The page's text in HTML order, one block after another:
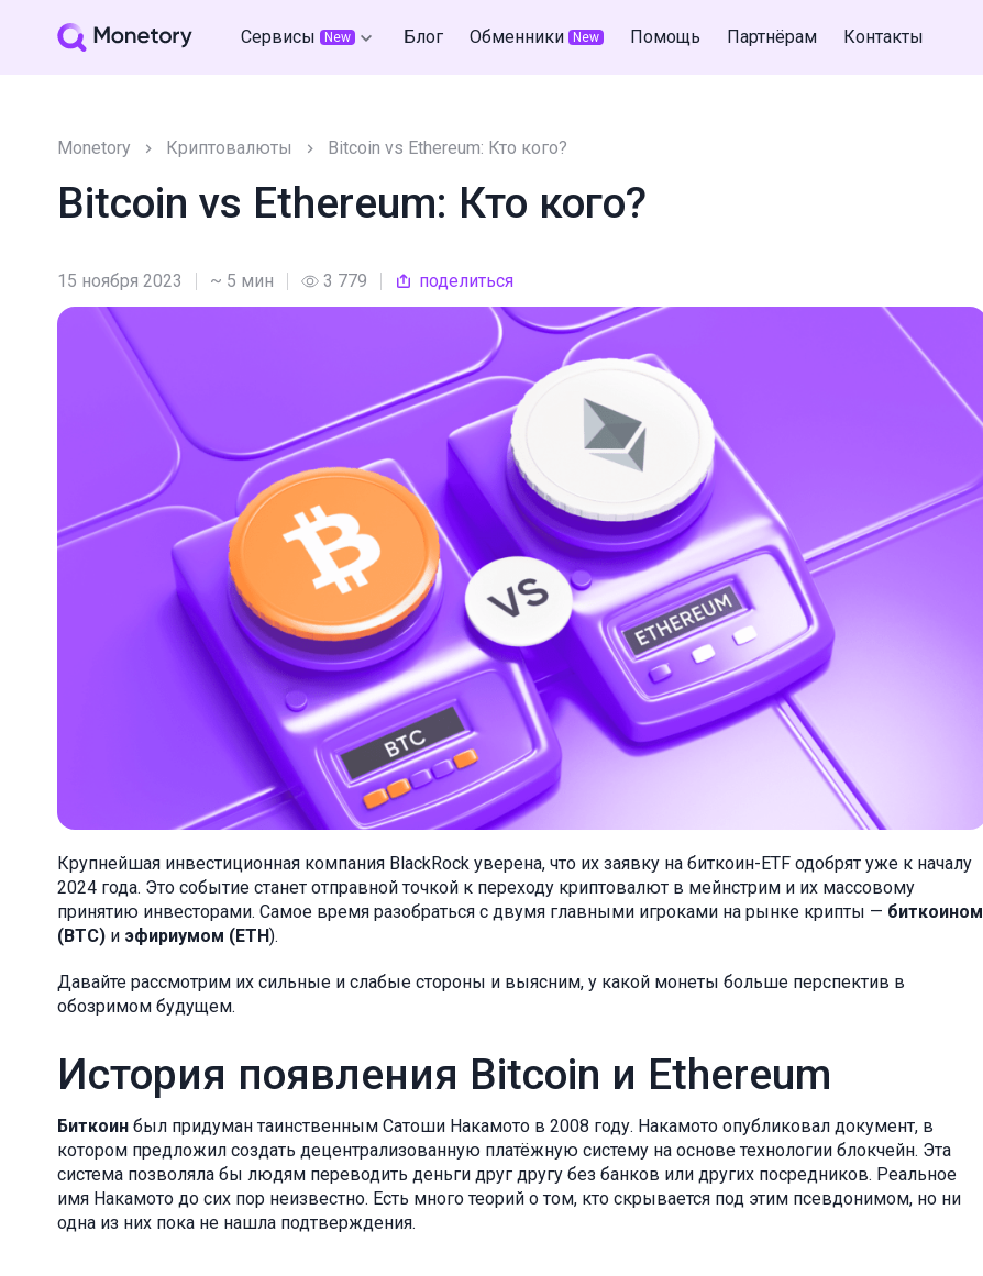
Сервисы New Блог Обменники New Помощь Партнёрам Контакты
Monetory Криптовалюты Bitcoin vs Ethereum: Кто кого?
Bitcoin vs Ethereum: Кто кого?
15 ноября 2023 ~ 5 мин 3 779 поделиться
Крупнейшая инвестиционная компания BlackRock уверена, что их заявку на биткоин-ETF одобрят уже к началу
2024 года. Это событие станет отправной точкой к переходу криптовалют в мейнстрим и их массовому
принятию инвесторами. Самое время разобраться с двумя главными игроками на рынке крипты — биткоином
(BTC) и эфириумом (ETH).
Давайте рассмотрим их сильные и слабые стороны и выясним, у какой монеты больше перспектив в
обозримом будущем.
История появления Bitcoin и Ethereum
Биткоин был придуман таинственным Сатоши Накамото в 2008 году. Накамото опубликовал документ, в
котором предложил создать децентрализованную платёжную систему на основе технологии блокчейн. Эта
система позволяла бы людям переводить деньги друг другу без банков или других посредников. Реальное
имя Накамото до сих пор неизвестно. Есть много теорий о том, кто скрывается под этим псевдонимом, но ни
одна из них пока не нашла подтверждения.